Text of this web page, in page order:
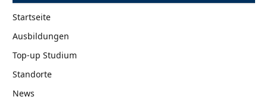
Startseite
Ausbildungen
Top-up Studium
Standorte
News